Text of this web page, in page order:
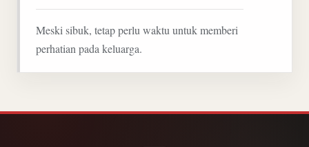
Meski sibuk, tetap perlu waktu untuk memberi
perhatian pada keluarga.